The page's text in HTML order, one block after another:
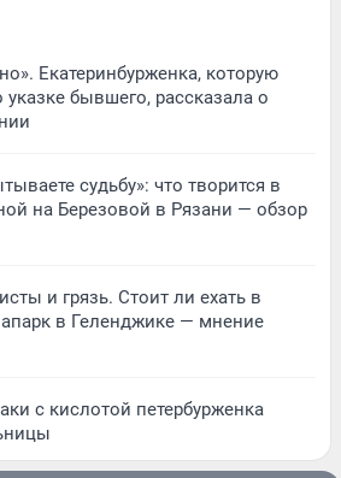
Екатеринбурженка, которую
бывшего, рассказала о
судьбу»: что творится в
на Березовой в Рязани — обзор
и грязь. Стоит ли ехать в
в Геленджике — мнение
с кислотой петербурженка